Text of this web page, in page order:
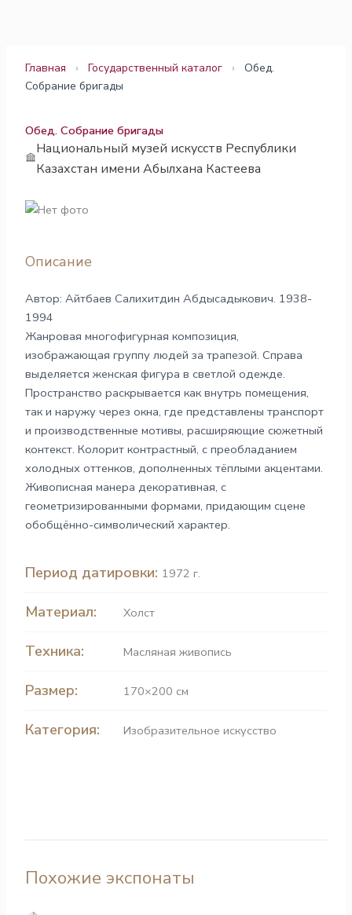
Главная › Государственный каталог ›
Обед.
Собрание бригады
Обед. Собрание бригады
Национальный музей искусств Республики
Казахстан имени Абылхана Кастеева
Описание
Автор: Айтбаев Салихитдин Абдысадыкович. 1938-
1994
Жанровая многофигурная композиция,
изображающая группу людей за трапезой. Справа
выделяется женская фигура в светлой одежде.
Пространство раскрывается как внутрь помещения,
так и наружу через окна, где представлены транспорт
и производственные мотивы, расширяющие сюжетный
контекст. Колорит контрастный, с преобладанием
холодных оттенков, дополненных тёплыми акцентами.
Живописная манера декоративная, с
геометризированными формами, придающим сцене
обобщённо-символический характер.
Период датировки: 1972 г.
Материал: Холст
Техника: Масляная живопись
Размер: 170×200 см
Категория: Изобразительное искусство
Похожие экспонаты